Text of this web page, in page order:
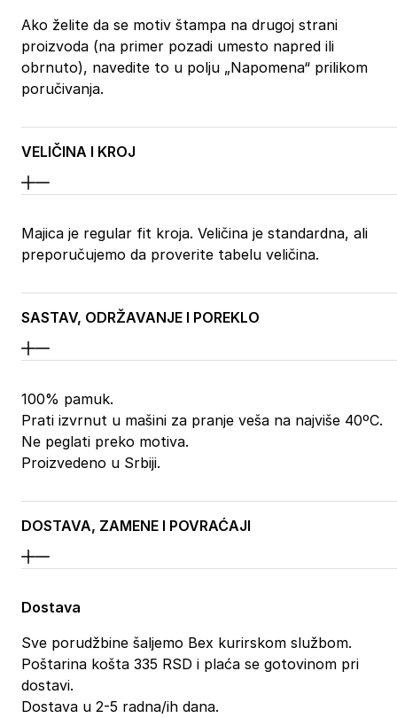
Ako želite da se motiv štampa na drugoj strani
proizvoda (na primer pozadi umesto napred ili
obrnuto), navedite to u polju „Napomena“ prilikom
poručivanja.
VELIČINA I KROJ
Majica je regular fit kroja. Veličina je standardna, ali
preporučujemo da proverite tabelu veličina.
SASTAV, ODRŽAVANJE I POREKLO
100% pamuk.
Prati izvrnut u mašini za pranje veša na najviše 40ºC.
Ne peglati preko motiva.
Proizvedeno u Srbiji.
DOSTAVA, ZAMENE I POVRAĆAJI
Dostava
Sve porudžbine šaljemo Bex kurirskom službom.
Poštarina košta 335 RSD i plaća se gotovinom pri
dostavi.
Dostava u 2-5 radna/ih dana.